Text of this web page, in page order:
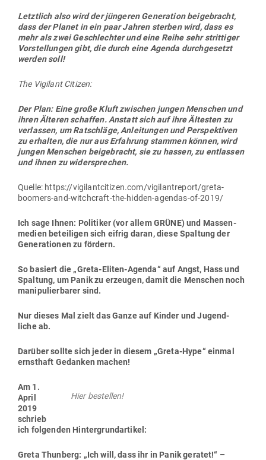
Letztlich also wird der jün­geren Gene­ration bei­gebracht,
dass der Planet in ein paar Jahren sterben wird, dass es
mehr als zwei Geschlechter und eine Reihe sehr strit­tiger
Vor­stel­lungen gibt, die durch eine Agenda durch­ge­setzt
werden soll!
The Vigilant Citizen:
Der Plan: Eine große Kluft zwi­schen jungen Men­schen und
ihren Älteren schaffen. Anstatt sich auf ihre Ältesten zu
ver­lassen, um Rat­schläge, Anlei­tungen und Per­spek­tiven
zu erhalten, die nur aus Erfahrung stammen können, wird
jungen Men­schen bei­gebracht, sie zu hassen, zu ent­lassen
und ihnen zu widersprechen.
Quelle: https://vigilantcitizen.com/vigilantreport/greta-
boomers-and-witchcraft-the-hidden-agendas-of-2019/
Ich sage Ihnen: Poli­tiker (vor allem GRÜNE) und Mas­sen­
medien betei­ligen sich eifrig daran, diese Spaltung der
Gene­ra­tionen zu fördern.
So basiert die „Greta-Eliten-Agenda“ auf Angst, Hass und
Spaltung, um Panik zu erzeugen, damit die Men­schen noch
mani­pu­lier­barer sind.
Nur dieses Mal zielt das Ganze auf Kinder und Jugend­
liche ab.
Darüber sollte sich jeder in diesem „Greta-Hype“ einmal
ernsthaft Gedanken machen!
Hier bestellen!
Am 1.
April
2019
schrieb
ich fol­genden Hintergrundartikel:
Greta Thunberg: „Ich will, dass ihr in Panik geratet!“ –